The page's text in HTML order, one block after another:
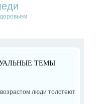
ТЕМЫ
люди толстеют